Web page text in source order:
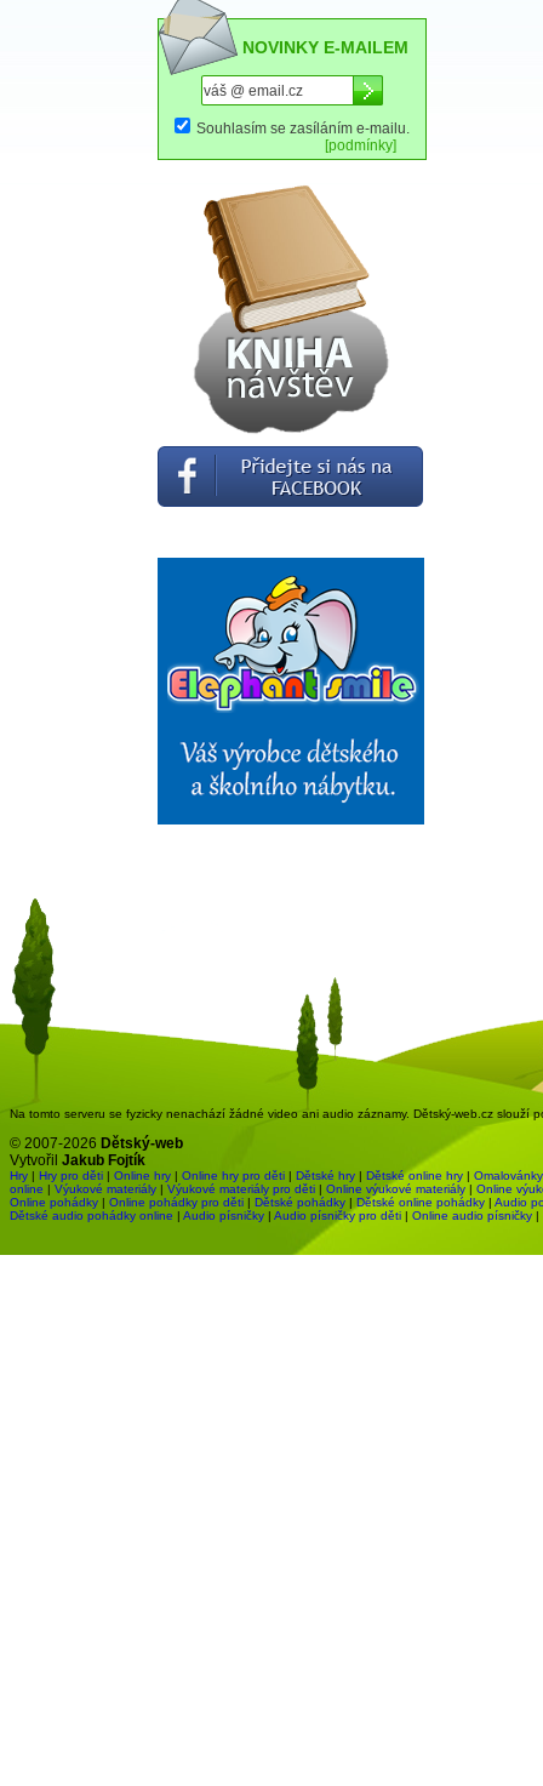
NOVINKY E-MAILEM
Souhlasím se zasíláním e-mailu.
[podmínky]
Na tomto serveru se fyzicky nenachází žádné video ani audio záznamy. Dětský-web.cz slouží
© 2007-2026 Dětský-web
Vytvořil Jakub Fojtík
Hry | Hry pro děti | Online hry | Online hry pro děti | Dětské hry | Dětské online hry | Omalovánky
online | Výukové materiály | Výukové materiály pro děti | Online výukové materiály | Online
Online pohádky | Online pohádky pro děti | Dětské pohádky | Dětské online pohádky | Audio
Dětské audio pohádky online | Audio písničky | Audio písničky pro děti | Online audio písničky |